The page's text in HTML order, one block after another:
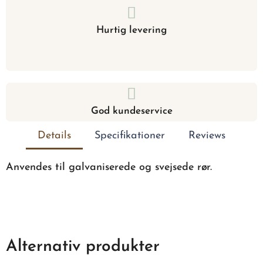
Hurtig levering
God kundeservice
Details Specifikationer Reviews
Anvendes til galvaniserede og svejsede rør.
Alternativ produkter